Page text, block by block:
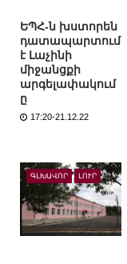
ԵՊՀ-ն խստորեն
դատապարտում
է Լաչինի
միջանցքի
արգելափակում
ը
17:20-21.12.22
ԳԼԽԱՎՈՐ ԼՈՒՐ